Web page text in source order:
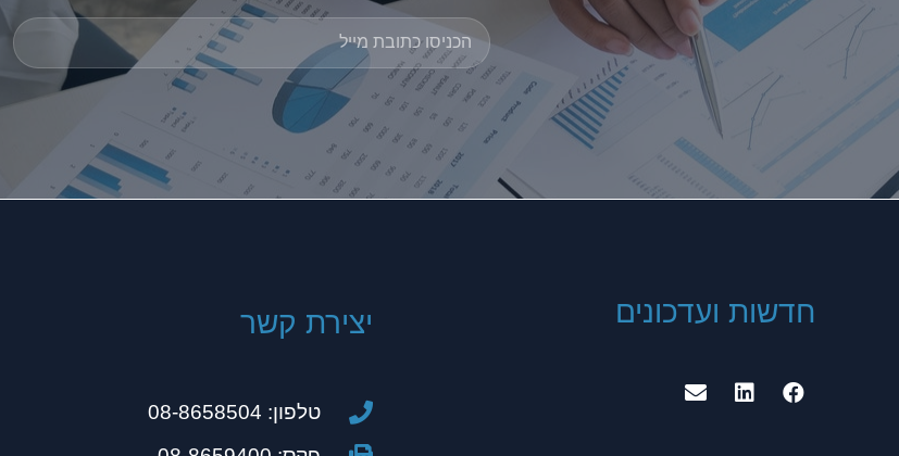
חדשות ועדכונים יצירת קשר
טלפון: 08-8658504